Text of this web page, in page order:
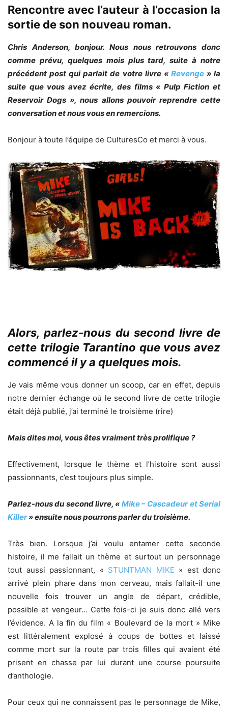
Rencontre avec l’auteur à l’occasion la
sortie de son nouveau roman.
Chris Anderson, bonjour. Nous nous retrouvons donc
comme prévu, quelques mois plus tard, suite à notre
précédent post qui parlait de votre livre « Revenge» la
suite que vous avez écrite, des films « Pulp Fiction et
Reservoir Dogs », nous allons pouvoir reprendre cette
conversation et nous vous en remercions.
Bonjour à toute l’équipe de CulturesCo et merci à vous.
Alors, parlez-nous du second livre de
cette trilogie Tarantino que vous avez
commencé il y a quelques mois.
Je vais même vous donner un scoop, car en effet, depuis
notre dernier échange où le second livre de cette trilogie
était déjà publié, j’ai terminé le troisième (rire)
Mais dites moi, vous êtes vraiment très prolifique ?
Effectivement, lorsque le thème et l’histoire sont aussi
passionnants, c’est toujours plus simple.
Parlez-nous du second livre, « Mike – Cascadeur et Serial
Killer» ensuite nous pourrons parler du troisième.
Très bien. Lorsque j’ai voulu entamer cette seconde
histoire, il me fallait un thème et surtout un personnage
tout aussi passionnant, « STUNTMAN MIKE » est donc
arrivé plein phare dans mon cerveau, mais fallait-il une
nouvelle fois trouver un angle de départ, crédible,
possible et vengeur… Cette fois-ci je suis donc allé vers
l’évidence. A la fin du film « Boulevard de la mort » Mike
est littéralement explosé à coups de bottes et laissé
comme mort sur la route par trois filles qui avaient été
prisent en chasse par lui durant une course poursuite
d’anthologie.
Pour ceux qui ne connaissent pas le personnage de Mike,